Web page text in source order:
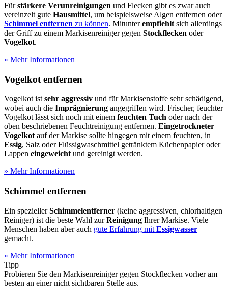
Fürstärkere Verunreinigungen und Flecken gibt es zwar auch
vereinzelt gute Hausmittel, um beispielsweise Algen entfernen oder
Schimmel entfernen zu können. Mitunterempfiehlt sich allerdings
der Griff zu einem Markisenreiniger gegen Stockflecken oder
Vogelkot.
» Mehr Informationen
Vogelkot entfernen
Vogelkot ist sehr aggressiv und für Markisenstoffe sehr schädigend,
wobei auch die Imprägnierung angegriffen wird. Frischer, feuchter
Vogelkot lässt sich noch mit einem feuchten Tuch oder nach der
oben beschriebenen Feuchtreinigung entfernen. Eingetrockneter
Vogelkot auf der Markise sollte hingegen mit einem feuchten, in
Essig, Salz oder Flüssigwaschmittel getränktem Küchenpapier oder
Lappen eingeweicht und gereinigt werden.
» Mehr Informationen
Schimmel entfernen
Ein speziellerSchimmelentferner (keine aggressiven, chlorhaltigen
Reiniger) ist die beste Wahl zurReinigung Ihrer Markise. Viele
Menschen haben aber auch gute Erfahrung mit Essigwasser
gemacht.
» Mehr Informationen
Tipp
Probieren Sie den Markisenreiniger gegen Stockflecken vorher am
besten an einer nicht sichtbaren Stelle aus.